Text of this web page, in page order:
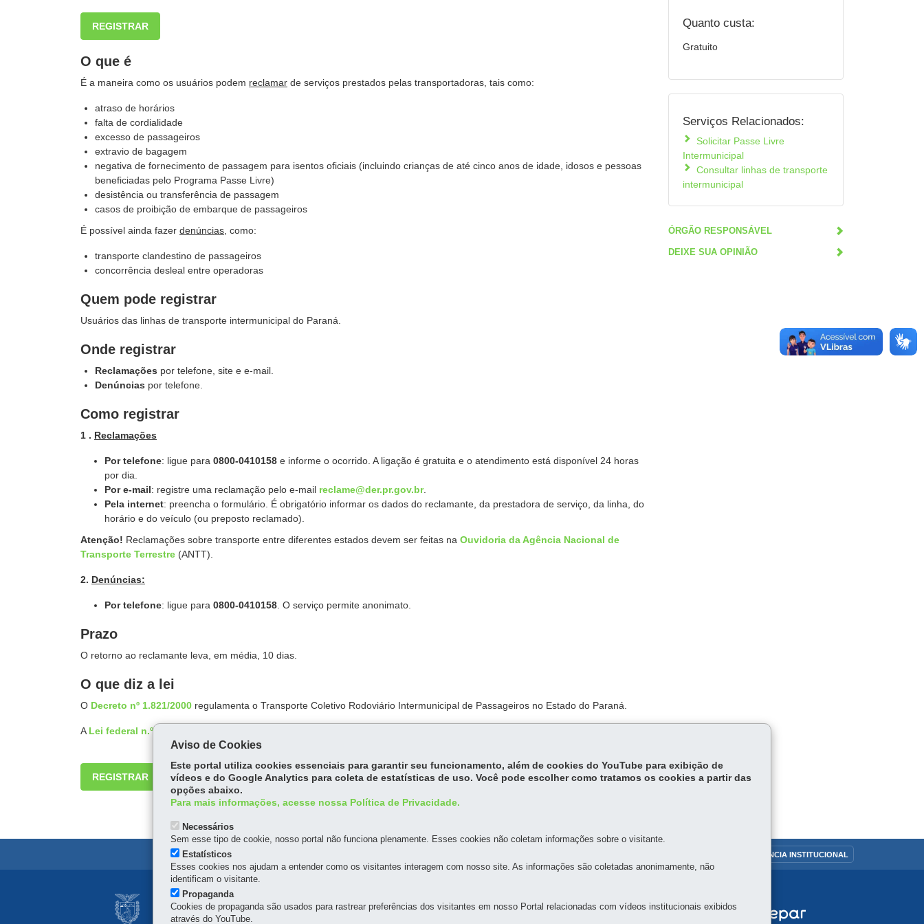
REGISTRAR
O que é
É a maneira como os usuários podem reclamar de serviços prestados pelas transportadoras, tais como:
atraso de horários
falta de cordialidade
excesso de passageiros
extravio de bagagem
negativa de fornecimento de passagem para isentos oficiais (incluindo crianças de até cinco anos de idade, idosos e pessoas
beneficiadas pelo Programa Passe Livre)
desistência ou transferência de passagem
casos de proibição de embarque de passageiros
É possível ainda fazer denúncias , como:
transporte clandestino de passageiros
concorrência desleal entre operadoras
Quem pode registrar
Usuários das linhas de transporte intermunicipal do Paraná.
Onde registrar
Reclamações por telefone, site e e-mail.
Denúncias por telefone.
Como registrar
1 . Reclamações
Por telefone: ligue para 0800-0410158 e informe o ocorrido. A ligação é gratuita e o atendimento está disponível 24 horas
por dia.
Por e-mail: registre uma reclamação pelo e-mail reclame@der.pr.gov.br.
Pela internet: preencha o formulário. É obrigatório informar os dados do reclamante, da prestadora de serviço, da linha, do
horário e do veículo (ou preposto reclamado).
Atenção! Reclamações sobre transporte entre diferentes estados devem ser feitas na Ouvidoria da Agência Nacional de
Transporte Terrestre (ANTT).
2. Denúncias:
Por telefone: ligue para 0800-0410158 . O serviço permite anonimato.
Prazo
O retorno ao reclamante leva, em média, 10 dias.
O que diz a lei
O Decreto nº 1.821/2000 regulamenta o Transporte Coletivo Rodoviário Intermunicipal de Passageiros no Estado do Paraná.
A Lei federal n.º 8.078/90
REGISTRAR
Quanto custa:
Gratuito
Serviços Relacionados:
Solicitar Passe Livre
Intermunicipal
Consultar linhas de transporte
intermunicipal
ÓRGÃO RESPONSÁVEL
DEIXE SUA OPINIÃO
TRANSPARÊNCIA INSTITUCIONAL
Navegação
principal
ESTRADA DE FERRO PARANÁ OESTE S.A. - FERROESTE
Avenida Iguaçu, 420 - 7º andar
Aviso de Cookies
Este portal utiliza cookies essenciais para garantir seu funcionamento, além de cookies do YouTube para exibição de
vídeos e do Google Analytics para coleta de estatísticas de uso. Você pode escolher como tratamos os cookies a partir das
opções abaixo.
Para mais informações, acesse nossa Política de Privacidade.
Necessários
Sem esse tipo de cookie, nosso portal não funciona plenamente. Esses cookies não coletam informações sobre o visitante.
Estatísticos
Esses cookies nos ajudam a entender como os visitantes interagem com nosso site. As informações são coletadas anonimamente, não
identificam o visitante.
Propaganda
Cookies de propaganda são usados para rastrear preferências dos visitantes em nosso Portal relacionadas com vídeos institucionais exibidos
através do YouTube.